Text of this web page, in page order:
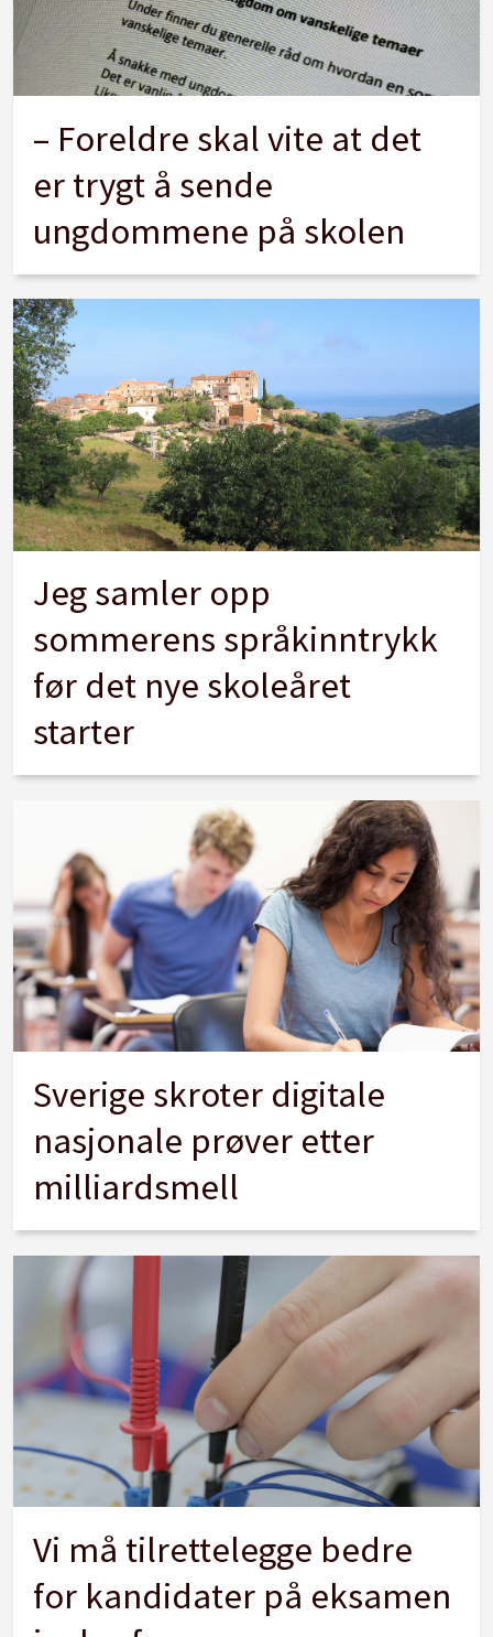
– Foreldre skal vite at det
er trygt å sende
ungdommene på skolen
Jeg samler opp
sommerens språkinntrykk
før det nye skoleåret
starter
Sverige skroter digitale
nasjonale prøver etter
milliardsmell
Vi må tilrettelegge bedre
for kandidater på eksamen